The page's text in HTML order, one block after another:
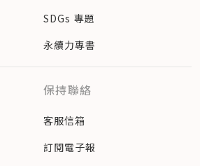
SDGs 專題
永續力專書
保持聯絡
客服信箱
訂閱電子報